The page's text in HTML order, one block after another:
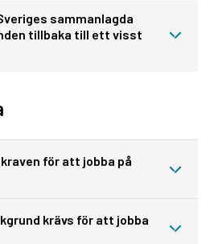
sammanlagda
tillbaka till ett visst
för att jobba på
krävs för att jobba